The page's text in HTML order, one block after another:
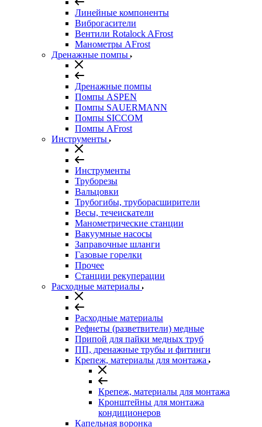
Линейные компоненты
Виброгасители
Вентили Rotalock AFrost
Манометры AFrost
Дренажные помпы
Дренажные помпы
Помпы ASPEN
Помпы SAUERMANN
Помпы SICCOM
Помпы AFrost
Инструменты
Инструменты
Труборезы
Вальцовки
Трубогибы, труборасширители
Весы, течеискатели
Манометрические станции
Вакуумные насосы
Заправочные шланги
Газовые горелки
Прочее
Станции рекуперации
Расходные материалы
Расходные материалы
Рефнеты (разветвители) медные
Припой для пайки медных труб
ПП, дренажные трубы и фитинги
Крепеж, материалы для монтажа
Крепеж, материалы для монтажа
Кронштейны для монтажа
кондиционеров
Капельная воронка